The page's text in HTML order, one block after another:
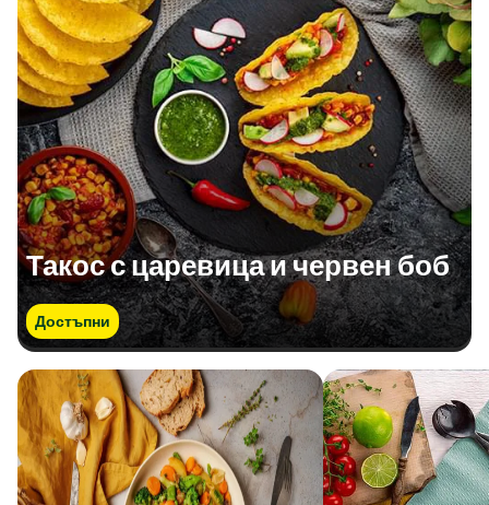
Такос с царевица и червен боб
Достъпни